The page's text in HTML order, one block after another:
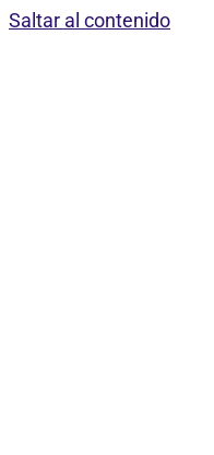
Saltar al contenido